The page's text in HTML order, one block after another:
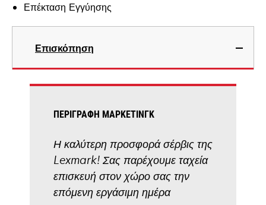
Επέκταση Εγγύησης
Επισκόπηση
ΠΕΡΙΓΡΑΦΉ ΜΆΡΚΕΤΙΝΓΚ
Η καλύτερη προσφορά σέρβις της
Lexmark! Σας παρέχουμε ταχεία
επισκευή στον χώρο σας την
επόμενη εργάσιμη ημέρα